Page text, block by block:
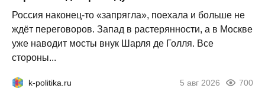
Россия наконец-то «запрягла», поехала и больше не
ждёт переговоров. Запад в растерянности, а в Москве
уже наводит мосты внук Шарля де Голля. Все
стороны...
k-politika.ru 5 авг 2026 700